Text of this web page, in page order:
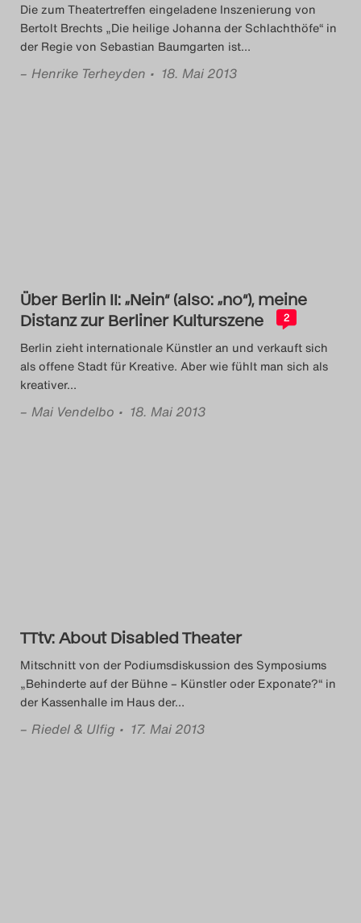
Die zum Theatertreffen eingeladene Inszenierung von
Bertolt Brechts „Die heilige Johanna der Schlachthöfe“ in
der Regie von Sebastian Baumgarten ist…
– Henrike Terheyden • 18. Mai 2013
Über Berlin II: „Nein“ (also: „no“), meine
Distanz zur Berliner Kulturszene
2
Berlin zieht internationale Künstler an und verkauft sich
als offene Stadt für Kreative. Aber wie fühlt man sich als
kreativer…
– Mai Vendelbo • 18. Mai 2013
TTtv: About Disabled Theater
Mitschnitt von der Podiumsdiskussion des Symposiums
„Behinderte auf der Bühne – Künstler oder Exponate?“ in
der Kassenhalle im Haus der…
– Riedel & Ulfig • 17. Mai 2013